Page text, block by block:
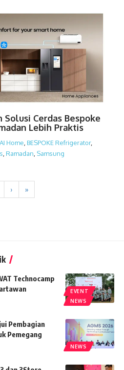
Solusi Cerdas Bespoke
Lebih Praktis
Home,BESPOKE Refrigerator,
,Ramadan, Samsung
› »
EVENT
NEWS
Technocamp
NEWS
Pembagian
Pemegang